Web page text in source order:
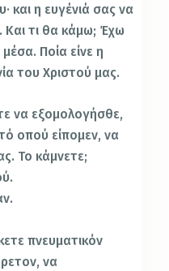
και η ευγένιά σας να
Και τι θα κάμω; Έχω
Ποία είνε η
του Χριστού μας.
να εξομολογήσθε,
οπού είπομεν, να
Το κάμνετε;
πνευματικόν
να